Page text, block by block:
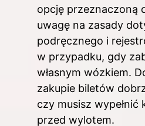
opcję przeznaczoną
uwagę na zasady
podręcznego i
w przypadku, gdy
własnym wózkiem.
zakupie biletów
czy musisz wypełnić
przed wylotem.